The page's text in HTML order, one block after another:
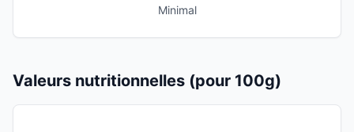
Minimal
Valeurs nutritionnelles (pour 100g)